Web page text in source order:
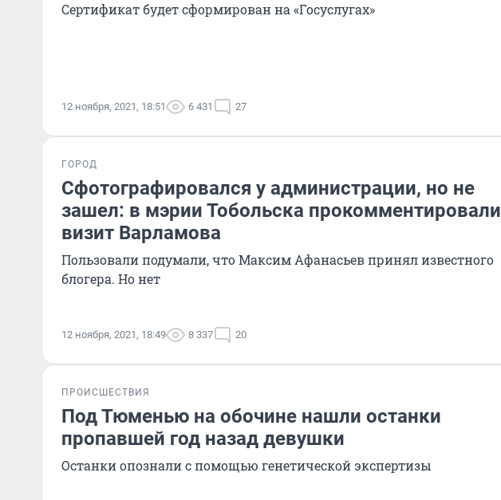
Сертификат будет сформирован на «Госуслугах»
12 ноября, 2021, 18:51 6 431 27
ГОРОД
Сфотографировался у администрации, но не
зашел: в мэрии Тобольска прокомментировали
визит Варламова
Пользовали подумали, что Максим Афанасьев принял известного
блогера. Но нет
12 ноября, 2021, 18:49 8 337 20
ПРОИСШЕСТВИЯ
Под Тюменью на обочине нашли останки
пропавшей год назад девушки
Останки опознали с помощью генетической экспертизы